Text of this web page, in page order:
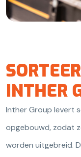
INTHER
Inther Group levert
opgebouwd, zodat
worden uitgebreid.